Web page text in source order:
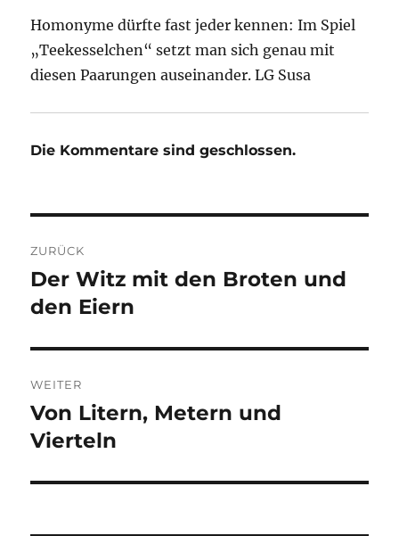
Homonyme dürfte fast jeder kennen: Im Spiel
„Teekesselchen“ setzt man sich genau mit
diesen Paarungen auseinander. LG Susa
Die Kommentare sind geschlossen.
ZURÜCK
Vorheriger
Beitrag:
Der Witz mit den Broten und
den Eiern
WEITER
Nächster
Beitrag:
Von Litern, Metern und
Vierteln